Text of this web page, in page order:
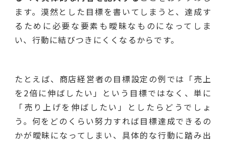
ます。漠然とした目標を書いてしまうと、達成す
るために必要な要素も曖昧なものになってしま
い、行動に結びつきにくくなるからです。
たとえば、商店経営者の目標設定の例では「売上
を2倍に伸ばしたい」という目標ではなく、単に
「売り上げを伸ばしたい」としたらどうでしょ
う。何をどのくらい努力すれば目標達成できるの
かが曖昧になってしまい、具体的な行動に踏み出